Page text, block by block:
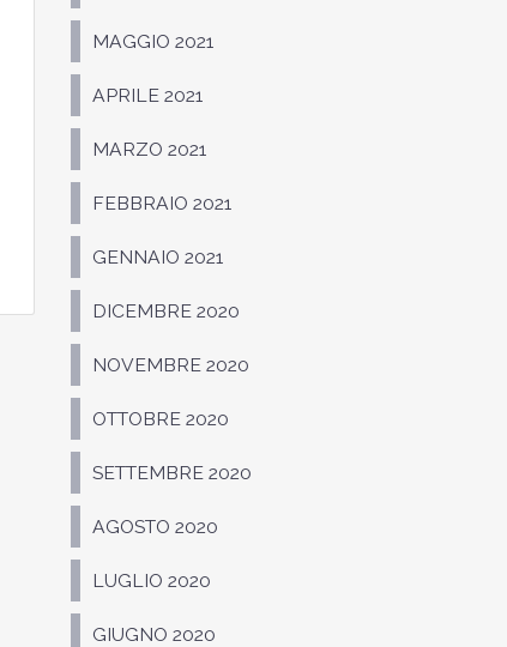
MAGGIO 2021
APRILE 2021
MARZO 2021
FEBBRAIO 2021
GENNAIO 2021
DICEMBRE 2020
NOVEMBRE 2020
OTTOBRE 2020
SETTEMBRE 2020
AGOSTO 2020
LUGLIO 2020
GIUGNO 2020